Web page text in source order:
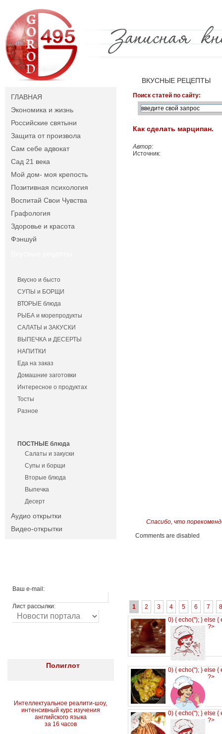
ГЛАВНАЯ
Экономика и жизнь
Российские святыни
Защита от произвола
Сам себе адвокат
Сад 21 века
Мой дом- моя крепость
Позитивная психология
Воспитай Свои Чувства
Графология
Здоровье и красота
Фэншуй
Вкусно и бысто
СУПЫ и БОРЩИ
ВТОРЫЕ блюда
РЫБА и морепродукты
САЛАТЫ и ЗАКУСКИ
ВЫПЕЧКА и ДЕСЕРТЫ
НАПИТКИ
Еда на заказ
Домашние заготовки
Интересное о продуктах
Тосты
Разное
ПОСТНЫЕ блюда
Салаты и закуски
Супы и борщи
Вторые блюда
Выпечка
Десерт
Аудио открытки
Видео-открытки
Ваш e-mail:
Лист рассылки:
Полиглот
Интеллектуальное реалити-шоу,
интенсивный курс изучения
английского языка
за 16 часов
ВКУСНЫЕ РЕЦЕПТЫ
Поиск статей по сайту:
Как сделать марципан.
Автор:
Источник:
Спасибо, что
Comments are disabled
1 2 3 4 5 6 7
8
0) { echo(''); } else {
?>
0) { echo(''); } else {
?>
0) { echo(''); } else {
?>